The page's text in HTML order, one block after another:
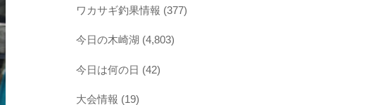
ワカサギ釣果情報 (377)
今日の木崎湖 (4,803)
今日は何の日 (42)
大会情報 (19)